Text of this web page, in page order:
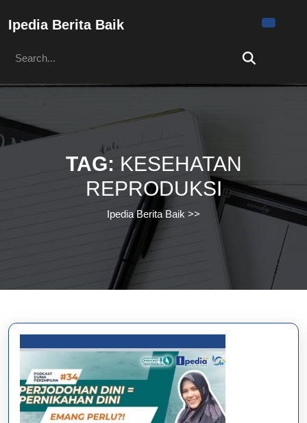
Ipedia Berita Baik
for:
TAG: KESEHATAN
REPRODUKSI
Ipedia Berita Baik >>